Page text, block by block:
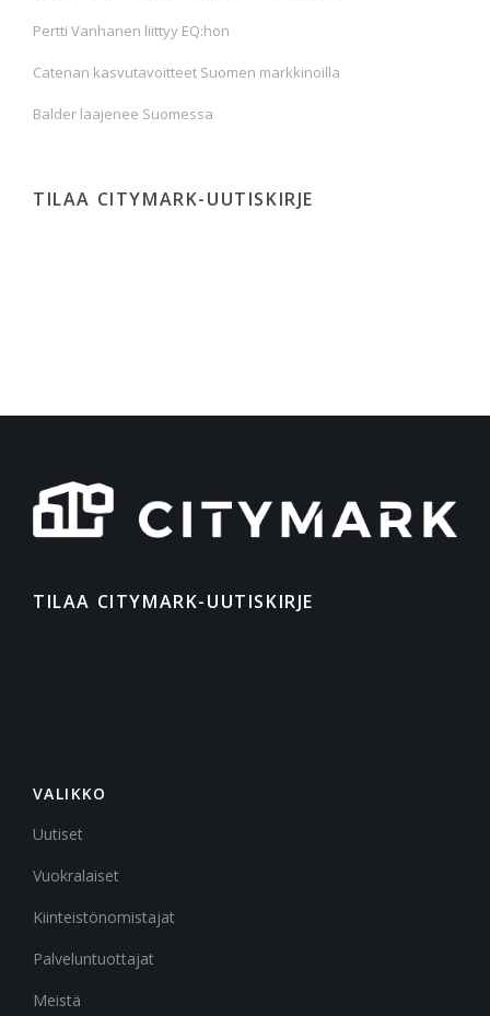
Pertti Vanhanen liittyy EQ:hon
Catenan kasvutavoitteet Suomen markkinoilla
Balder laajenee Suomessa
TILAA CITYMARK-UUTISKIRJE
TILAA CITYMARK-UUTISKIRJE
VALIKKO
Uutiset
Vuokralaiset
Kiinteistönomistajat
Palveluntuottajat
Meistä